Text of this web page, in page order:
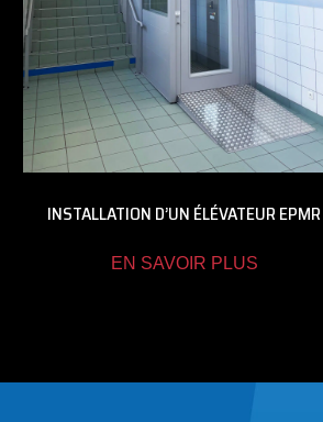
INSTALLATION D’UN ÉLÉVATEUR EPMR
EN SAVOIR PLUS